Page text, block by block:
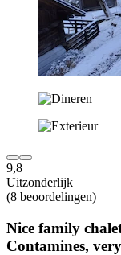
9,8
Uitzonderlijk
(8 beoordelingen)
Nice family
Contamines, very